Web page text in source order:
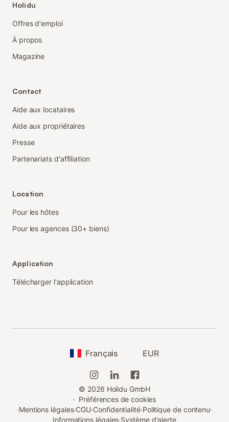
Holidu
Offres d'emploi
À propos
Magazine
Contact
Aide aux locataires
Aide aux propriétaires
Presse
Partenariats d'affiliation
Location
Pour les hôtes
Pour les agences (30+ biens)
Application
Télécharger l'application
Français EUR
© 2026 Holidu GmbH
· Préférences de cookies
·Mentions légales·CGU·Confidentialité·Politique de contenu·
Informations légales·Système d'alerte